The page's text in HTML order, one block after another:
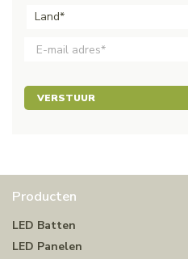
Land*
VERSTUUR
Producten
LED Batten
LED Panelen